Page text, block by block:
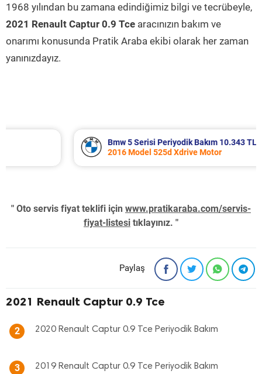
1968 yılından bu zamana edindiğimiz bilgi ve tecrübeyle,
2021 Renault Captur 0.9 Tce aracınızın bakım ve
onarımı konusunda Pratik Araba ekibi olarak her zaman
yanınızdayız.
Bmw 5 Serisi Periyodik Bakım 10.343 TL
2016 Model 525d Xdrive Motor
" Oto servis fiyat teklifi için www.pratikaraba.com/servis-
fiyat-listesi tıklayınız. "
Paylaş
2021 Renault Captur 0.9 Tce
2 2020 Renault Captur 0.9 Tce Periyodik Bakım
3 2019 Renault Captur 0.9 Tce Periyodik Bakım